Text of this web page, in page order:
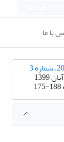
با ما
1399
175-188